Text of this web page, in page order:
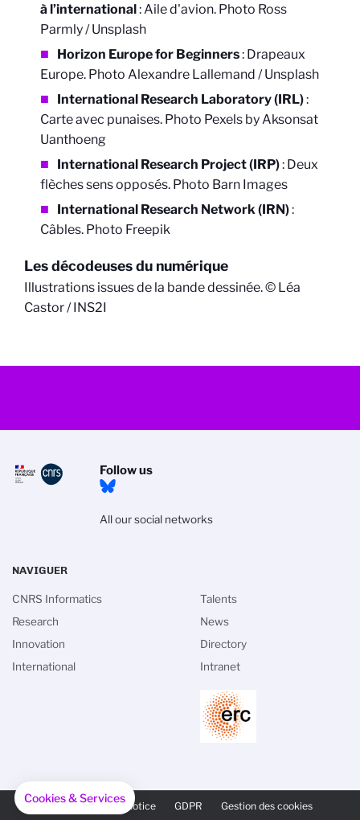
à l’international: Aile d'avion. Photo Ross
Parmly / Unsplash
Horizon Europe for Beginners: Drapeaux
Europe. Photo Alexandre Lallemand / Unsplash
International Research Laboratory (IRL):
Carte avec punaises. Photo Pexels by Aksonsat
Uanthoeng
International Research Project (IRP): Deux
flèches sens opposés. Photo Barn Images
International Research Network (IRN):
Câbles. Photo Freepik
Les décodeuses du numérique
Illustrations issues de la bande dessinée. © Léa
Castor / INS2I
Follow us
All our social networks
PIED
PAGE
Credits Legal notice GDPR Gestion des cookies
NAVIGUER
CNRS Informatics
Research
Innovation
International
Talents
News
Directory
Intranet
Cookies & Services